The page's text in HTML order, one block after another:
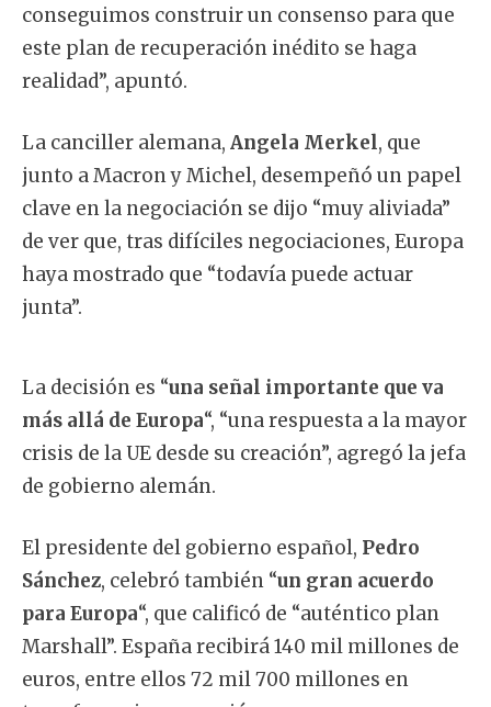
conseguimos construir un consenso para que
este plan de recuperación inédito se haga
realidad”, apuntó.
La canciller alemana, Angela Merkel, que
junto a Macron y Michel, desempeñó un papel
clave en la negociación se dijo “muy aliviada”
de ver que, tras difíciles negociaciones, Europa
haya mostrado que “todavía puede actuar
junta”.
La decisión es “una señal importante que va
más allá de Europa“, “una respuesta a la mayor
crisis de la UE desde su creación”, agregó la jefa
de gobierno alemán.
El presidente del gobierno español, Pedro
Sánchez, celebró también “un gran acuerdo
para Europa“, que calificó de “auténtico plan
Marshall”. España recibirá 140 mil millones de
euros, entre ellos 72 mil 700 millones en